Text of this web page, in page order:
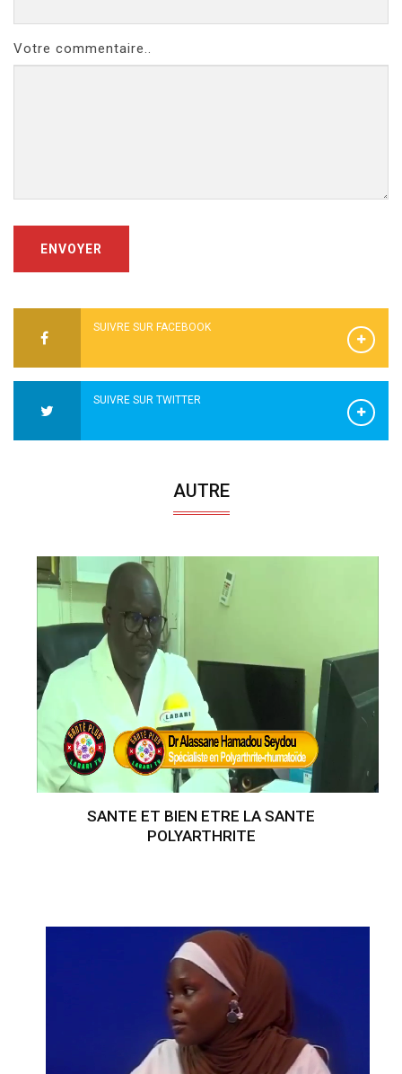
Votre commentaire..
ENVOYER
SUIVRE SUR FACEBOOK
SUIVRE SUR TWITTER
AUTRE
SANTE ET BIEN ETRE LA SANTE
POLYARTHRITE